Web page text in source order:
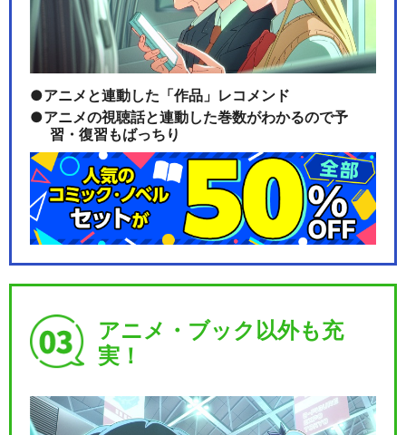
アニメと連動した「作品」レコメンド
アニメの視聴話と連動した巻数がわかるので予
習・復習もばっちり
アニメ・ブック以外も充
実！